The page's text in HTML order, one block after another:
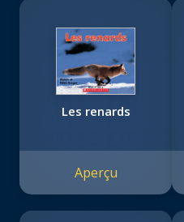
Les renards
Aperçu